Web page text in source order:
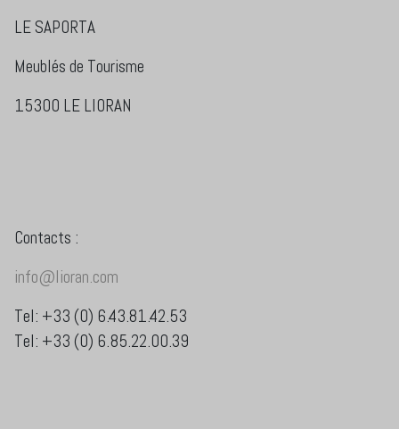
LE SAPORTA
Meublés de Tourisme
15300 LE LIORAN
Contacts :
info@lioran.com
Tel: +33 (0) 6.43.81.42.53
Tel: +33 (0) 6.85.22.00.39